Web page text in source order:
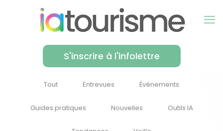
S'inscrire à l'infolettre
Tout Entrevues Événements
Guides pratiques Nouvelles Outils IA